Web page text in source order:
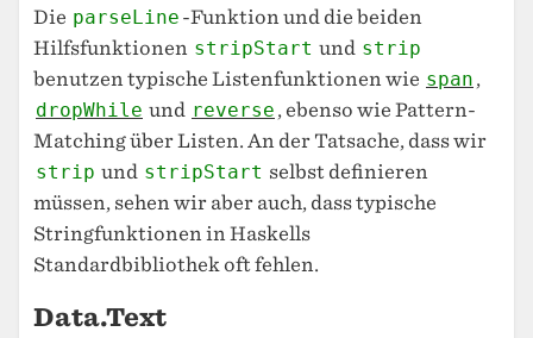
Die parseLine -Funktion und die beiden
Hilfsfunktionen stripStart und strip
benutzen typische Listenfunktionen wie span ,
dropWhile und reverse , ebenso wie Pattern-
Matching über Listen. An der Tatsache, dass wir
strip und stripStart selbst definieren
müssen, sehen wir aber auch, dass typische
Stringfunktionen in Haskells
Standardbibliothek oft fehlen.
Data.Text